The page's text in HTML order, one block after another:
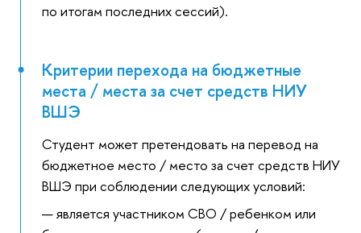
по итогам последних сессий).
Критерии перехода на бюджетные
места / места за счет средств НИУ
ВШЭ
Студент может претендовать на перевод на
бюджетное место / место за счет средств НИУ
ВШЭ при соблюдении следующих условий:
является участником СВО / ребенком или